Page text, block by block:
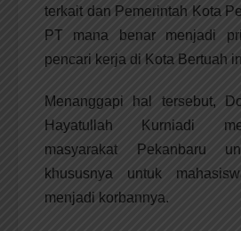
terkait dan Pemerintah Kota
PT mana benar menjadi
pencari kerja di Kota Bertuah
Menanggapi hal tersebut,
Hayatullah Kurniadi
masyarakat Pekanbaru
khususnya untuk
menjadi korbannya.